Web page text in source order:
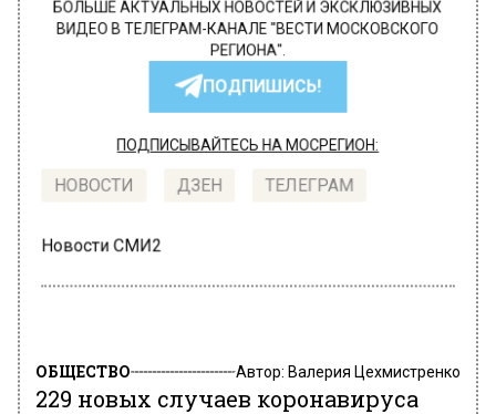
БОЛЬШЕ АКТУАЛЬНЫХ НОВОСТЕЙ И ЭКСКЛЮЗИВНЫХ
ВИДЕО В ТЕЛЕГРАМ-КАНАЛЕ "ВЕСТИ МОСКОВСКОГО
РЕГИОНА".
ПОДПИШИСЬ!
ПОДПИСЫВАЙТЕСЬ НА МОСРЕГИОН:
НОВОСТИ ДЗЕН ТЕЛЕГРАМ
Новости СМИ2
ОБЩЕСТВО Автор: Валерия Цехмистренко
229 новых случаев коронавируса